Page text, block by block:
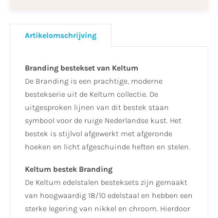
Artikelomschrijving
Branding bestekset van Keltum
De Branding is een prachtige, moderne
bestekserie uit de Keltum collectie. De
uitgesproken lijnen van dit bestek staan
symbool voor de ruige Nederlandse kust. Het
bestek is stijlvol afgewerkt met afgeronde
hoeken en licht afgeschuinde heften en stelen.
Keltum bestek Branding
De Keltum edelstalen besteksets zijn gemaakt
van hoogwaardig 18/10 edelstaal en hebben een
sterke legering van nikkel en chroom. Hierdoor